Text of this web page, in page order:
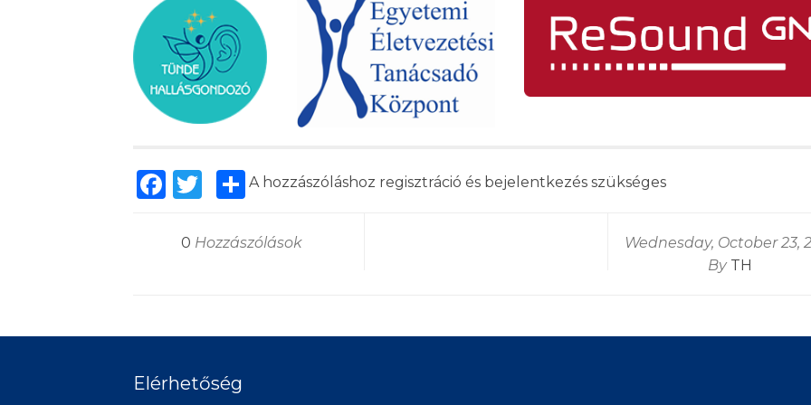
Facebook
Twitter
Share
A hozzászóláshoz regisztráció és bejelentkezés szükséges
0 Hozzászólások
Wednesday, October 23,
By TH
Elérhetőség